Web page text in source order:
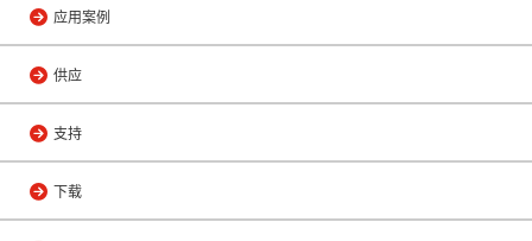
应用案例
供应
支持
下载